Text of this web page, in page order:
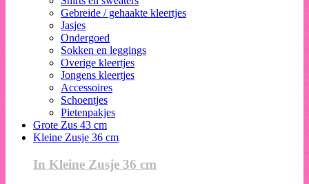
Gebreide / gehaakte kleertjes
Jasjes
Ondergoed
Sokken en leggings
Overige kleertjes
Jongens kleertjes
Accessoires
Schoentjes
Pietenpakjes
Grote Zus 43 cm
Kleine Zusje 36 cm
In Kleine Zusje 36 cm